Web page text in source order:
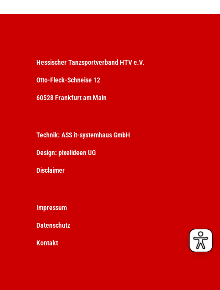
Hessischer Tanzsportverband HTV e.V.
Otto-Fleck-Schneise 12
60528 Frankfurt am Main
Technik: ASS it-systemhaus GmbH
Design: pixelideen UG
Disclaimer
Impressum
Datenschutz
Kontakt